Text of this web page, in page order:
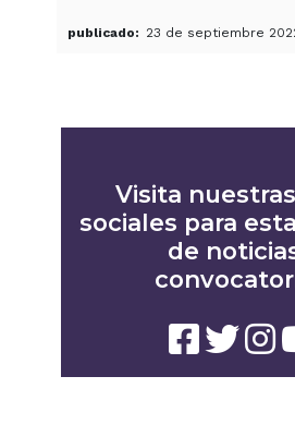
publicado 23 de septiembre
Visita
sociales para
de